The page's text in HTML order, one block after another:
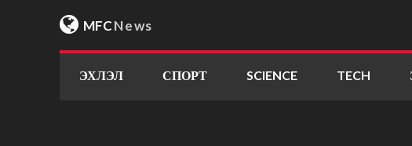
MFCNews
ЭХЛЭЛ СПОРТ SCIENCE TECH